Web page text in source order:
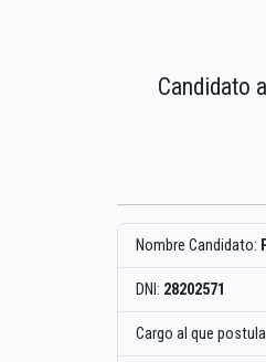
Candidato
Nombre Candidato:
DNI: 28202571
Cargo al que